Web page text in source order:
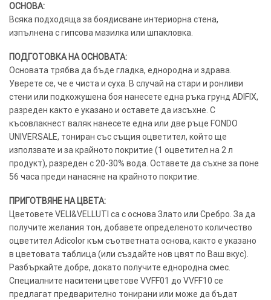
ОСНОВА:
Всяка подходяща за боядисване интериорна стена,
изпълнена с гипсова мазилка или шпакловка.
ПОДГОТОВКА НА ОСНОВАТА:
Основата трябва да бъде гладка, еднородна и здрава.
Уверете се, че е чиста и суха. В случай на стари и ронливи
стени или подкожушена боя нанесете една ръка грунд ADIFIX,
разреден както е указано и оставете да изсъхне. С
късовлакнест валяк нанесете една или две ръце FONDO
UNIVERSALE, тониран със същия оцветител, който ще
използвате и за крайното покритие (1 оцветител на 2 л
продукт), разреден с 20-30% вода. Оставете да съхне за поне
56 часа преди нанасяне на крайното покритие.
ПРИГОТВЯНЕ НА ЦВЕТА:
Цветовете VELI&VELLUTI са с основа Злато или Сребро. За да
получите желания тон, добавете определеното количество
оцветител Adicolor към съответната основа, както е указано
в цветовата таблица (или създайте нов цвят по Ваш вкус).
Разбъркайте добре, докато получите еднородна смес.
Специалните наситени цветове VVFF01 до VVFF10 се
предлагат предварително тонирани или може да бъдат